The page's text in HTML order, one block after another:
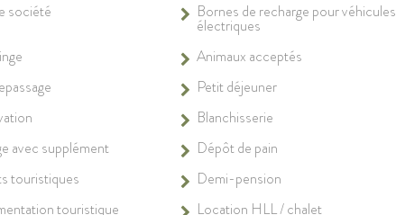
société Bornes de recharge pour véhicules
électriques
Animaux acceptés
Petit déjeuner
Blanchisserie
avec supplément
Dépôt de pain
touristiques
Demi-pension
touristique
Location HLL / chalet